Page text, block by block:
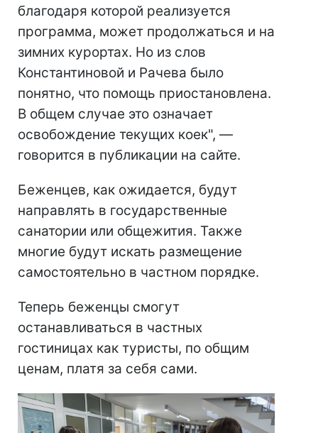
благодаря которой реализуется
программа, может продолжаться и на
зимних курортах. Но из слов
Константиновой и Рачева было
понятно, что помощь приостановлена.
В общем случае это означает
освобождение текущих коек", —
говорится в публикации на сайте.
Беженцев, как ожидается, будут
направлять в государственные
санатории или общежития. Также
многие будут искать размещение
самостоятельно в частном порядке.
Теперь беженцы смогут
останавливаться в частных
гостиницах как туристы, по общим
ценам, платя за себя сами.